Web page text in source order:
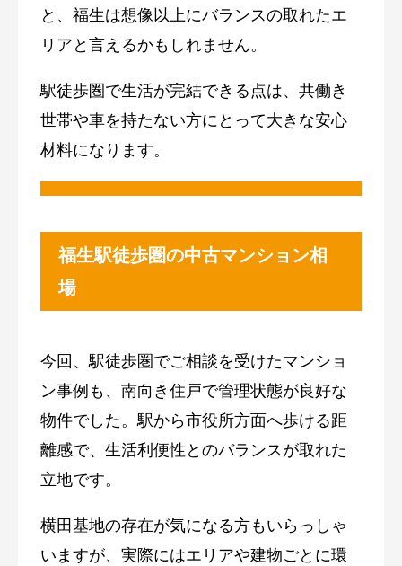
と、福生は想像以上にバランスの取れたエ
リアと言えるかもしれません。
駅徒歩圏で生活が完結できる点は、共働き
世帯や車を持たない方にとって大きな安心
材料になります。
福生駅徒歩圏の中古マンション相
場
今回、駅徒歩圏でご相談を受けたマンショ
ン事例も、南向き住戸で管理状態が良好な
物件でした。駅から市役所方面へ歩ける距
離感で、生活利便性とのバランスが取れた
立地です。
横田基地の存在が気になる方もいらっしゃ
いますが、実際にはエリアや建物ごとに環